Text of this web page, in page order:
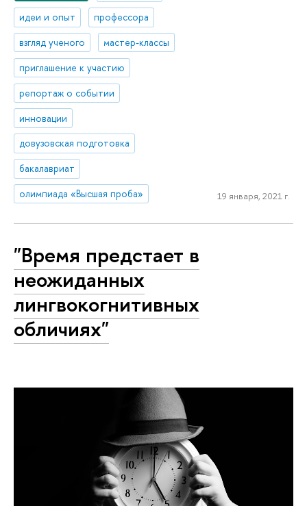
идеи и опыт
профессора
взгляд ученого
мастер-классы
приглашение к участию
репортаж о событии
инновации
довузовская подготовка
бакалавриат
олимпиада «Высшая проба»
19 января, 2021 г.
"Время предстает в
неожиданных
лингвокогнитивных
обличиях"